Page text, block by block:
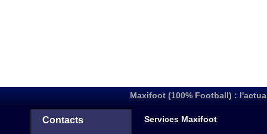
Maxifoot (100% Football) :
Contacts Services Maxifoot